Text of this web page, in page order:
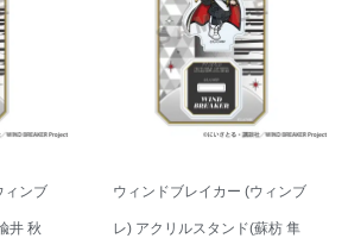
ィンブ
井 秋
ウィンドブレイカー (ウィンブ
レ) アクリルスタンド(蘇枋 隼